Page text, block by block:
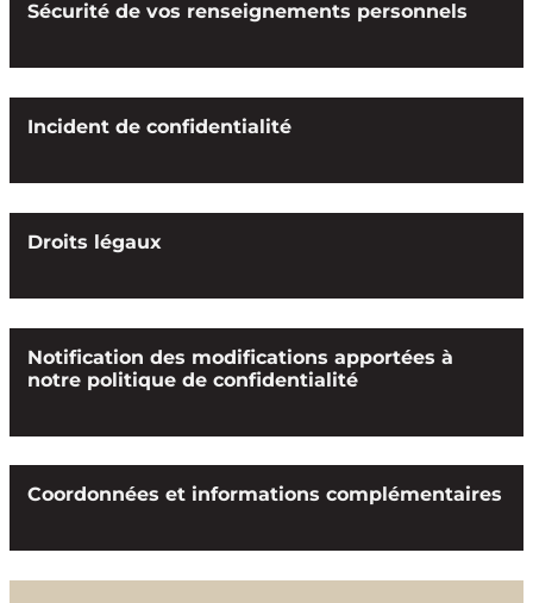
Sécurité de vos renseignements personnels
Incident de confidentialité
Droits légaux
Notification des modifications apportées à
notre politique de confidentialité
Coordonnées et informations complémentaires